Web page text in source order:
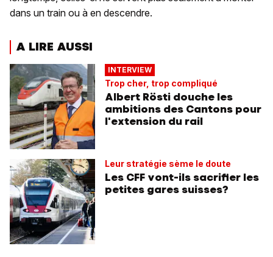
dans un train ou à en descendre.
A LIRE AUSSI
INTERVIEW
Trop cher, trop compliqué
Albert Rösti douche les
ambitions des Cantons pour
l'extension du rail
Leur stratégie sème le doute
Les CFF vont-ils sacrifier les
petites gares suisses?